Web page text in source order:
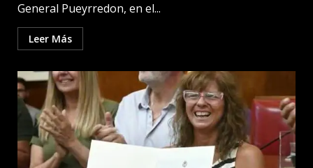
General Pueyrredon, en el...
Leer Más